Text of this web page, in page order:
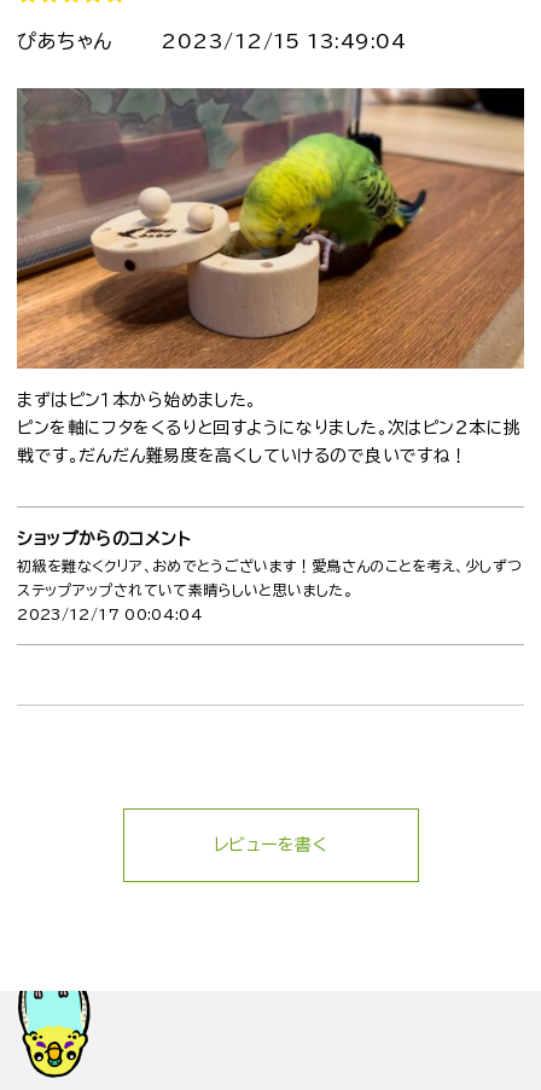
ぴあちゃん 2023/12/15 13:49:04
まずはピン１本から始めました。
ピンを軸にフタをくるりと回すようになりました。次はピン２本に挑
戦です。だんだん難易度を高くしていけるので良いですね！
ショップからのコメント
初級を難なくクリア、おめでとうございます！愛鳥さんのことを考え、少しずつ
ステップアップされていて素晴らしいと思いました。
2023/12/17 00:04:04
レビューを書く